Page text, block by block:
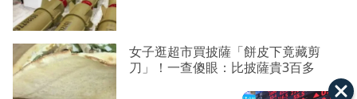
女子逛超市買披薩「餅皮下竟藏剪
刀」！一查傻眼：比披薩貴3百多